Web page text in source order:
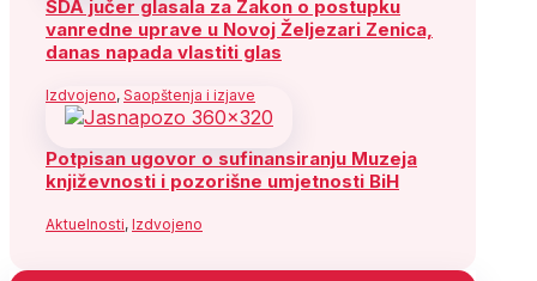
SDA jučer glasala za Zakon o postupku
vanredne uprave u Novoj Željezari Zenica,
danas napada vlastiti glas
Izdvojeno, Saopštenja i izjave
Potpisan ugovor o sufinansiranju Muzeja
književnosti i pozorišne umjetnosti BiH
Aktuelnosti, Izdvojeno